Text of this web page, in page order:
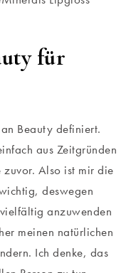
für
Beauty definiert.
aus Zeitgründen
zuvor. Also ist mir die
deswegen
anzuwenden
meinen natürlichen
Ich denke, das